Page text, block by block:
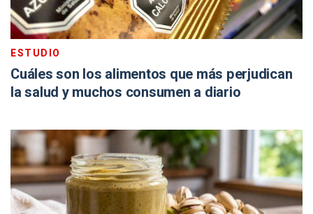
ESTUDIO
Cuáles son los alimentos que más perjudican
la salud y muchos consumen a diario